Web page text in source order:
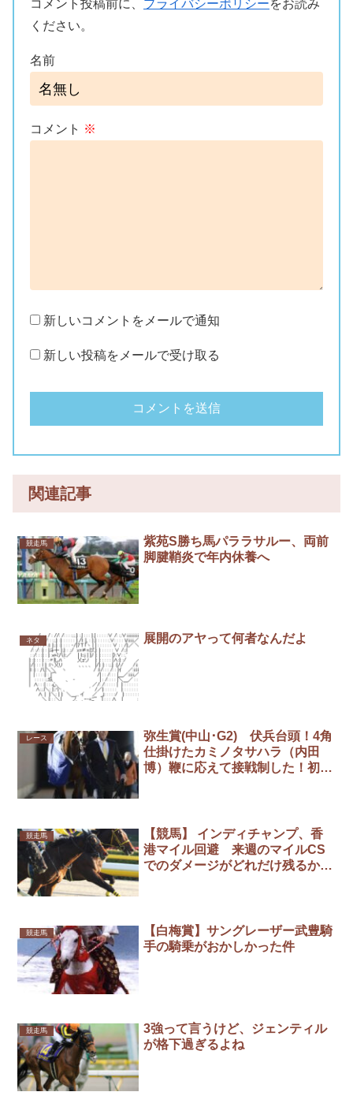
コメント投稿前に、 プライバシーポリシーをお読み
ください。
名前
コメント ※
新しいコメントをメールで通知
新しい投稿をメールで受け取る
関連記事
競走馬
紫苑S勝ち馬パララサルー、両前
脚腱鞘炎で年内休養へ
ネタ 展開のアヤって何者なんだよ
レース
弥生賞(中山･G2) 伏兵台頭！4角
仕掛けたカミノタサハラ（内田
博）鞭に応えて接戦制した！初重
競走馬
【競馬】 インディチャンプ、香
港マイル回避 来週のマイルCS
でのダメージがどれだけ残るか分
競走馬
【白梅賞】サングレーザー武豊騎
手の騎乗がおかしかった件
競走馬
3強って言うけど、ジェンティル
が格下過ぎるよね